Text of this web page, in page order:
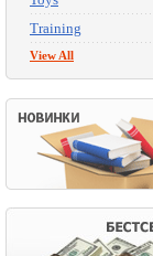
Training
View All